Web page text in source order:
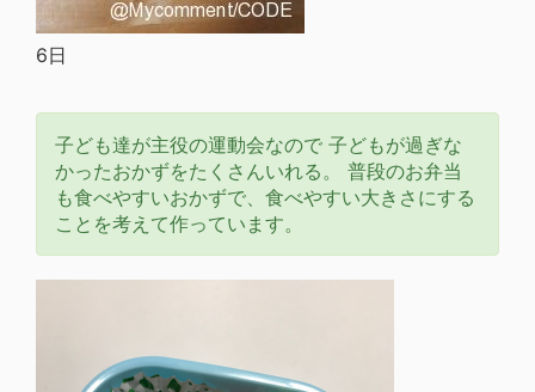
6日
子ども達が主役の運動会なので 子どもが過ぎな
かったおかずをたくさんいれる。 普段のお弁当
も食べやすいおかずで、食べやすい大きさにする
ことを考えて作っています。